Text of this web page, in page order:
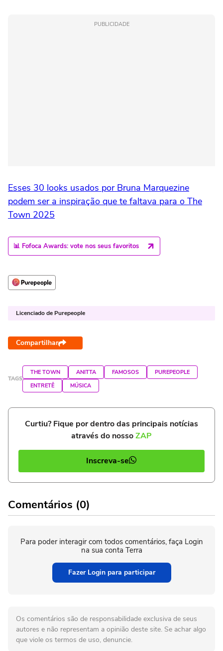
PUBLICIDADE
Esses 30 looks usados por Bruna Marquezine
podem ser a inspiração que te faltava para o The
Town 2025
📊 Fofoca Awards: vote nos seus favoritos
Licenciado de Purepeople
Compartilhar
TAGS
THE TOWN ANITTA FAMOSOS
PUREPEOPLE
ENTRETÊ
MÚSICA
Curtiu? Fique por dentro das principais notícias
através do nossoZAP
Inscreva-se
Comentários (0)
Para poder interagir com todos comentários, faça Login
na sua conta Terra
Fazer Login para participar
Os comentários são de responsabilidade exclusiva de seus
autores e não representam a opinião deste site. Se achar algo
que viole os termos de uso, denuncie.